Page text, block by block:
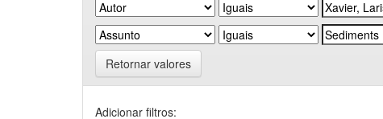
Retornar valores
Adicionar filtros: